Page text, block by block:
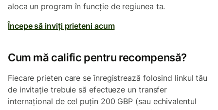
aloca un program în funcție de regiunea ta.
Începe să inviți prieteni acum
Cum mă calific pentru recompensă?
Fiecare prieten care se înregistrează folosind linkul tău
de invitație trebuie să efectueze un transfer
internațional de cel puțin 200 GBP (sau echivalentul